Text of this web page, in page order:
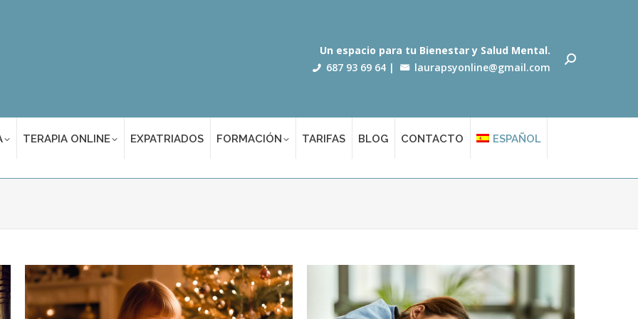
Un espacio para tu Bienestar y Salud Mental.
687 93 69 64 | laurapsyonline@gmail.com
TERAPIA ONLINE EXPATRIADOS FORMACIÓN TARIFAS BLOG CONTACTO ESPAÑOL